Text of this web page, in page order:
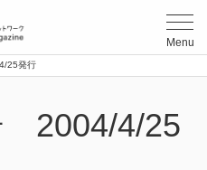
Menu
25発行
2004/4/25